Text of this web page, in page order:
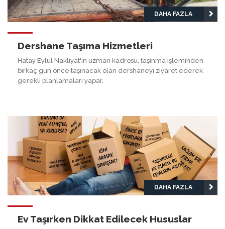
DAHA FAZLA
Dershane Taşıma Hizmetleri
Hatay Eylül Nakliyat'ın uzman kadrosu, taşınma işleminden
birkaç gün önce taşınacak olan dershaneyi ziyaret ederek
gerekli planlamaları yapar.
DAHA FAZLA
Ev Taşırken Dikkat Edilecek Hususlar